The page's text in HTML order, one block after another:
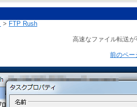
> FTP Rush
高速なファイル転送
前のペー